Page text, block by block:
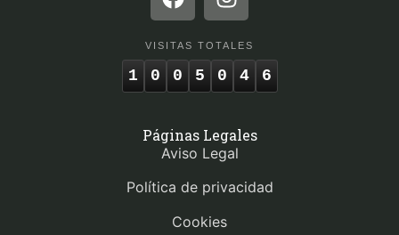
VISITAS TOTALES
1 0 0 5 0 4 6
Páginas Legales
Aviso Legal
Política de privacidad
Cookies